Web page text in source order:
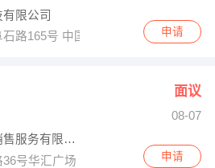
限公司
路165号 中国华录大厦
申请
面议
08-07
新疆鸿舆通汽车销售服务有限公司
号华汇广场
申请